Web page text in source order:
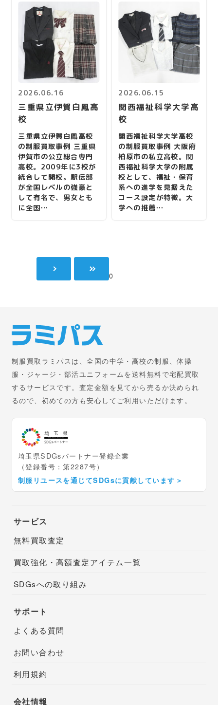
2026.06.16
三重県立伊賀白鳳高
校
三重県立伊賀白鳳高校
の制服買取事例 三重県
伊賀市の公立総合専門
高校。2009年に3校が
統合して開校。駅伝部
が全国レベルの強豪と
して有名で、男女とも
に全国…
2026.06.15
関西福祉科学大学高
校
関西福祉科学大学高校
の制服買取事例 大阪府
柏原市の私立高校。関
西福祉科学大学の附属
校として、福祉・保育
系への進学を見据えた
コース設定が特徴。大
学への推薦…
10
制服買取ラミパスは、全国の中学・高校の制服、体操
服・ジャージ・部活ユニフォームを送料無料で宅配買取
するサービスです。査定金額を見てから売るか決められ
るので、初めての方も安心してご利用いただけます。
埼玉県SDGsパートナー登録企業
（登録番号：第2287号）
制服リユースを通じてSDGsに貢献しています ＞
サービス
無料買取査定
買取強化・高額査定アイテム一覧
SDGsへの取り組み
サポート
よくある質問
お問い合わせ
利用規約
会社情報